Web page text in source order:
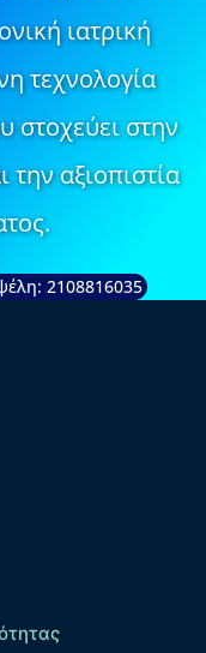
ιατρική
τεχνολογία
στοχεύει στην
την αξιοπιστία
2108816035